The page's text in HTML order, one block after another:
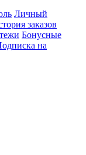
Личный
заказов
Бонусные
на